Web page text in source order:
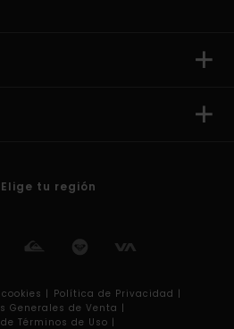
Elige tu región
| Política de Privacidad |
Generales de Venta |
Términos de Uso |